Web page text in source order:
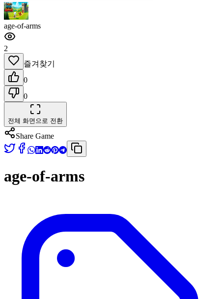
age-of-arms
2
즐겨찾기
0
0
전체 화면으로 전환
Share Game
age-of-arms